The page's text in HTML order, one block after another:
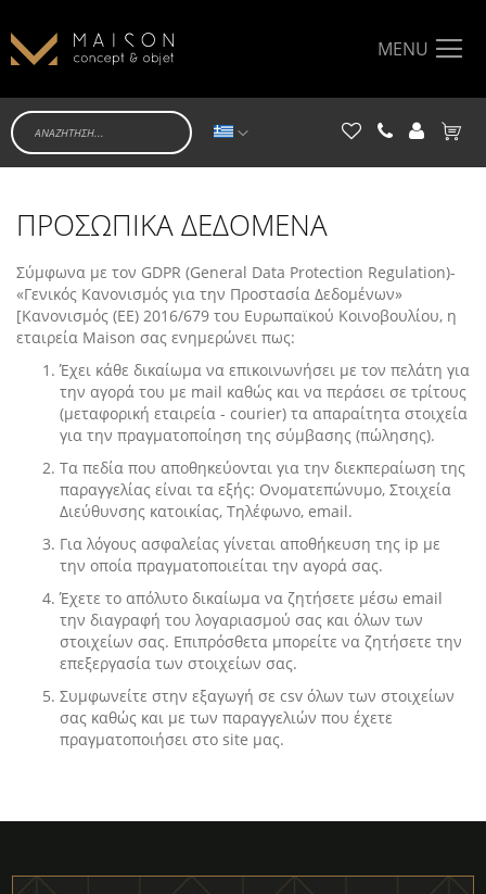
MENU
Γλώσσα
ΠΡΟΣΩΠΙΚΑ ΔΕΔΟΜΕΝΑ
Σύμφωνα με τον GDPR (General Data Protection Regulation)-
«Γενικός Κανονισμός για την Προστασία Δεδομένων»
[Κανονισμός (ΕΕ) 2016/679 του Ευρωπαϊκού Κοινοβουλίου, η
εταιρεία Maison σας ενημερώνει πως:
Έχει κάθε δικαίωμα να επικοινωνήσει με τον πελάτη για
την αγορά του με mail καθώς και να περάσει σε τρίτους
(μεταφορική εταιρεία - courier) τα απαραίτητα στοιχεία
για την πραγματοποίηση της σύμβασης (πώλησης).
Τα πεδία που αποθηκεύονται για την διεκπεραίωση της
παραγγελίας είναι τα εξής: Ονοματεπώνυμο, Στοιχεία
Διεύθυνσης κατοικίας, Τηλέφωνο, email.
Για λόγους ασφαλείας γίνεται αποθήκευση της ip με
την οποία πραγματοποιείται την αγορά σας.
Έχετε το απόλυτο δικαίωμα να ζητήσετε μέσω email
την διαγραφή του λογαριασμού σας και όλων των
στοιχείων σας. Επιπρόσθετα μπορείτε να ζητήσετε την
επεξεργασία των στοιχείων σας.
Συμφωνείτε στην εξαγωγή σε csv όλων των στοιχείων
σας καθώς και με των παραγγελιών που έχετε
πραγματοποιήσει στο site μας.